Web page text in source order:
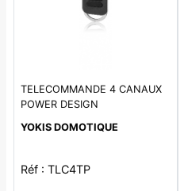
TELECOMMANDE 4 CANAUX
POWER DESIGN
YOKIS DOMOTIQUE
Réf : TLC4TP